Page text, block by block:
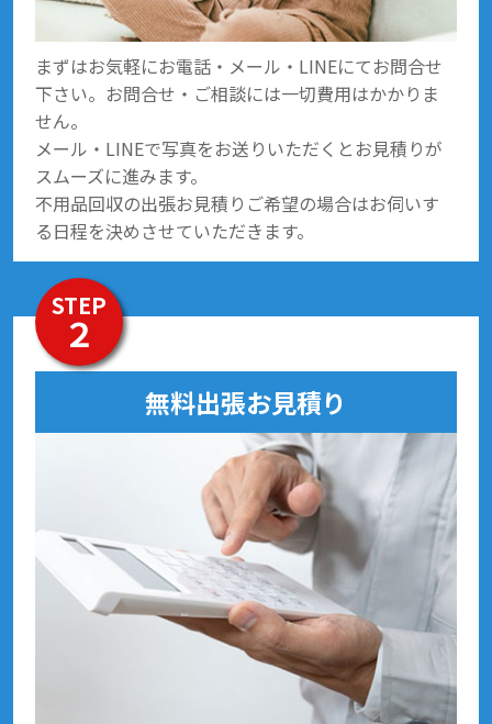
まずはお気軽にお電話・メール・LINEにてお問合せ
下さい。お問合せ・ご相談には一切費用はかかりま
せん。
メール・LINEで写真をお送りいただくとお見積りが
スムーズに進みます。
不用品回収の出張お見積りご希望の場合はお伺いす
る日程を決めさせていただきます。
STEP
２
無料出張お見積り